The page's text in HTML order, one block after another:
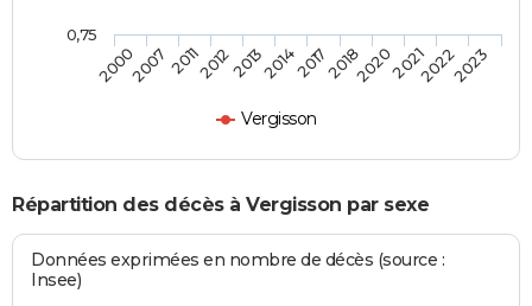
Vergisson
20002007 2011201220132014201720182020202120222023
0,75
Répartition des décès à Vergisson par sexe
Données exprimées en nombre de décès (source :
Insee)